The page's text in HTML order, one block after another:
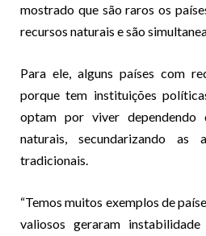
mostrado que são raros os
recursos naturais e são
Para ele, alguns países com
porque tem instituições
optam por viver dependendo
naturais, secundarizando as
tradicionais.
“Temos muitos exemplos de
valiosos geraram